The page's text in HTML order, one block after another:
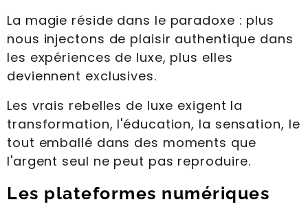
La magie réside dans le paradoxe : plus
nous injectons de plaisir authentique dans
les expériences de luxe, plus elles
deviennent exclusives.
Les vrais rebelles de luxe exigent la
transformation, l'éducation, la sensation, le
tout emballé dans des moments que
l'argent seul ne peut pas reproduire.
Les plateformes numériques